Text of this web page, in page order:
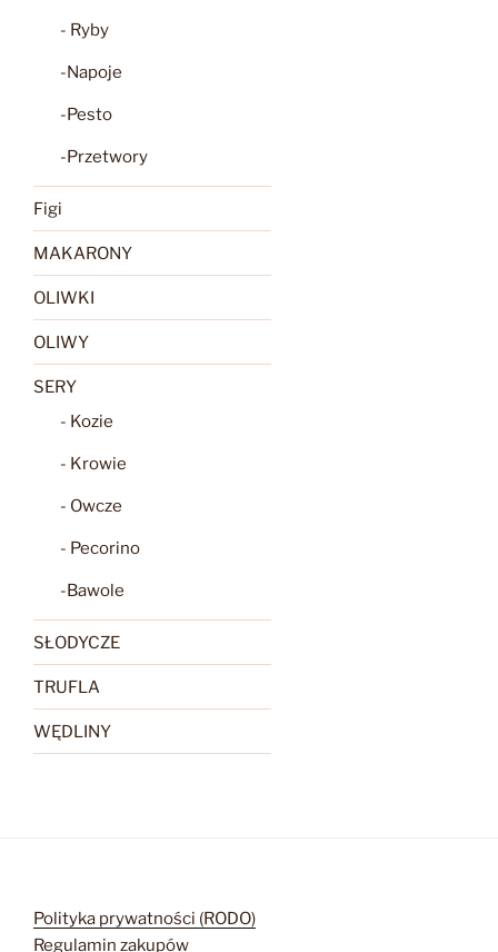
- Ryby
-Napoje
-Pesto
-Przetwory
Figi
MAKARONY
OLIWKI
OLIWY
SERY
- Kozie
- Krowie
- Owcze
- Pecorino
-Bawole
SŁODYCZE
TRUFLA
WĘDLINY
Polityka prywatności (RODO)
Regulamin zakupów